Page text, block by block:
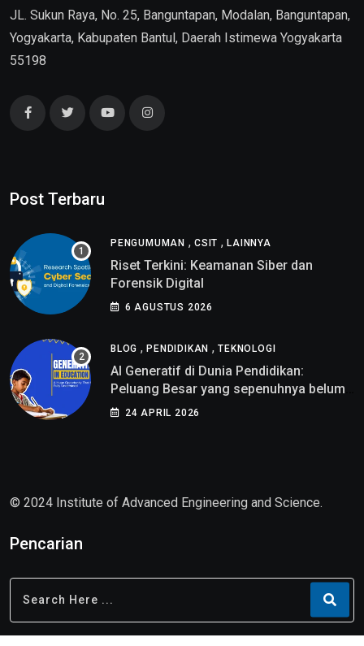
JL. Sukun Raya, No. 25, Banguntapan, Modalan, Banguntapan,
Yogyakarta, Kabupaten Bantul, Daerah Istimewa Yogyakarta
55198
Post Terbaru
PENGUMUMAN , CSIT ,LAINNYA
Riset Terkini: Keamanan Siber dan
Forensik Digital
6 AGUSTUS 2026
BLOG ,PENDIDIKAN ,TEKNOLOGI
AI Generatif di Dunia Pendidikan:
Peluang Besar yang sepenuhnya belum
di pahami
24 APRIL 2026
© 2024 Institute of Advanced Engineering and Science.
Pencarian